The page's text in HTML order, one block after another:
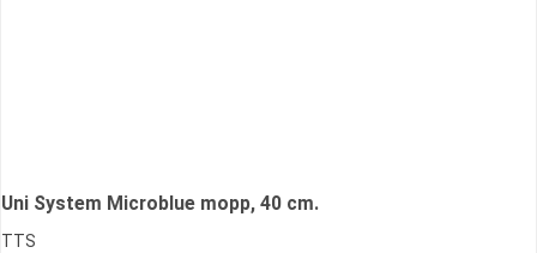
Uni System Microblue mopp, 40 cm.
TTS